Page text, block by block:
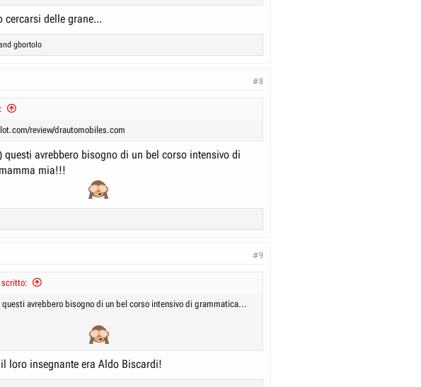
cercarsi delle grane...
gbortolo
#8
review/drautomobiles.com
questi avrebbero bisogno di un bel corso intensivo di
mia!!!
#9
scritto:
avrebbero bisogno di un bel corso intensivo di grammatica...
loro insegnante era Aldo Biscardi!